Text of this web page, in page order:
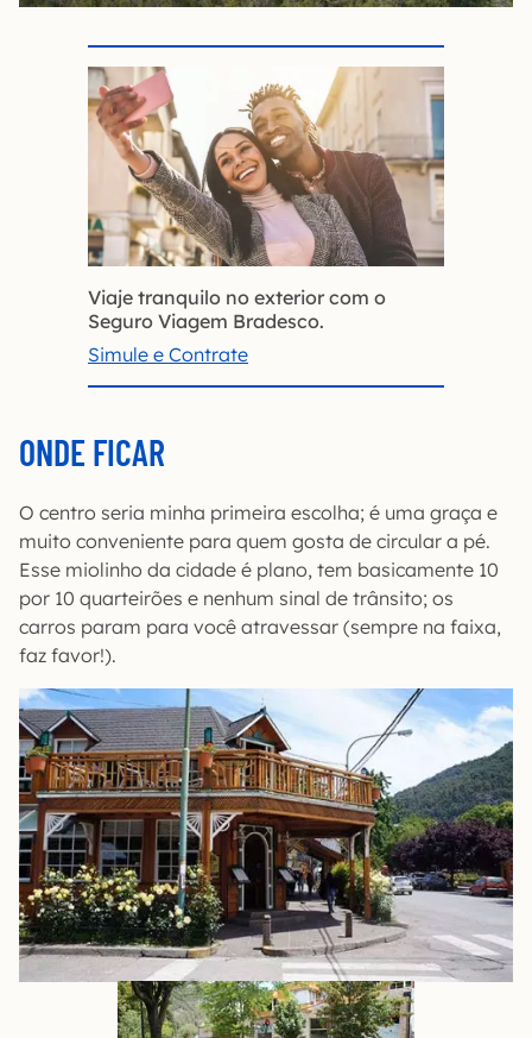
Viaje tranquilo no exterior com o
Seguro Viagem Bradesco.
Simule e Contrate
ONDE FICAR
O centro seria minha primeira escolha; é uma graça e
muito conveniente para quem gosta de circular a pé.
Esse miolinho da cidade é plano, tem basicamente 10
por 10 quarteirões e nenhum sinal de trânsito; os
carros param para você atravessar (sempre na faixa,
faz favor!).